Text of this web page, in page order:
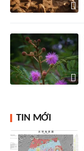
TIN MỚI